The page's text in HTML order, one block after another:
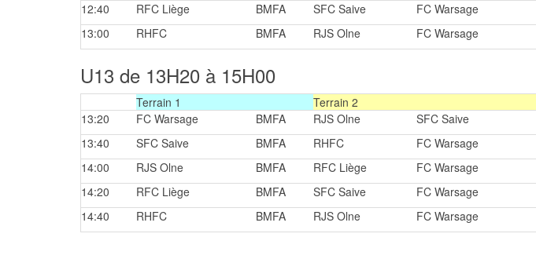
12:40
RFC Liège BMFA SFC Saive FC Warsage
13:00
RHFC BMFA RJS Olne FC Warsage
U13 de 13H20 à 15H00
Terrain 1 Terrain 2
13:20
FC Warsage BMFA RJS Olne SFC Saive
13:40
SFC Saive BMFA RHFC FC Warsage
14:00
RJS Olne BMFA RFC Liège FC Warsage
14:20
RFC Liège BMFA SFC Saive FC Warsage
14:40
RHFC BMFA RJS Olne FC Warsage